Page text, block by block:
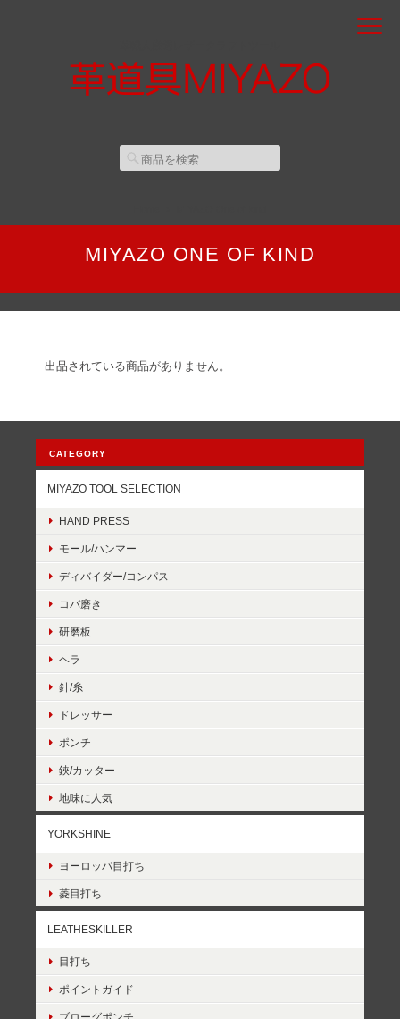
MIYAZO ONE OF KIND
出品されている商品がありません。
CATEGORY
MIYAZO TOOL SELECTION
HAND PRESS
モール/ハンマー
ディバイダー/コンパス
コバ磨き
研磨板
ヘラ
針/糸
ドレッサー
ポンチ
鋏/カッター
地味に人気
YORKSHINE
ヨーロッパ目打ち
菱目打ち
LEATHESKILLER
目打ち
ポイントガイド